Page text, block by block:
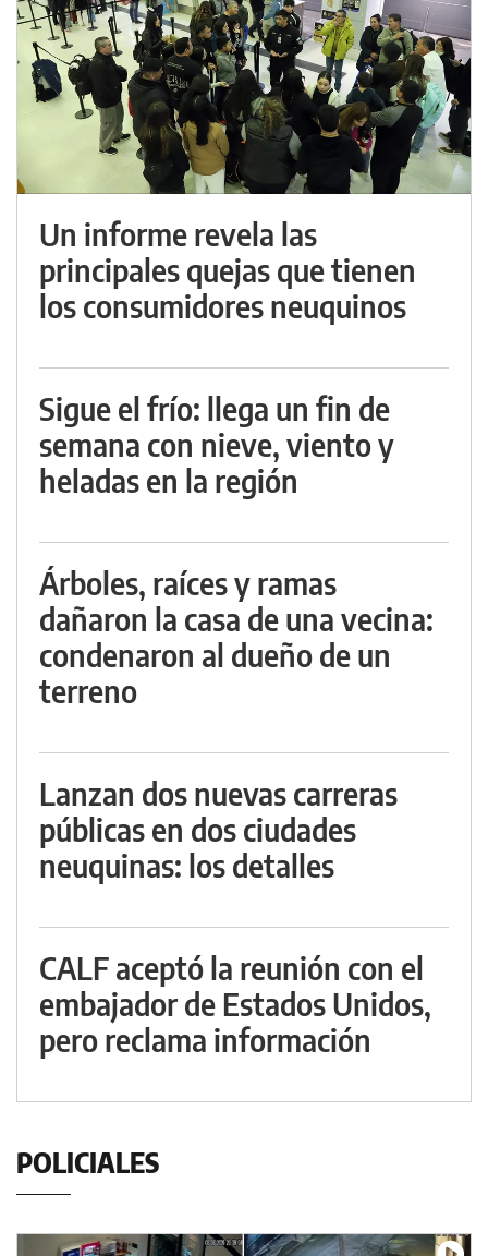
Un informe revela las
principales quejas que tienen
los consumidores neuquinos
Sigue el frío: llega un fin de
semana con nieve, viento y
heladas en la región
Árboles, raíces y ramas
dañaron la casa de una vecina:
condenaron al dueño de un
terreno
Lanzan dos nuevas carreras
públicas en dos ciudades
neuquinas: los detalles
CALF aceptó la reunión con el
embajador de Estados Unidos,
pero reclama información
POLICIALES